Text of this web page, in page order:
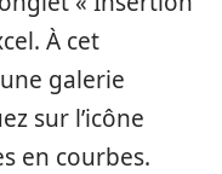
À cet
galerie
sur l’icône
en courbes.